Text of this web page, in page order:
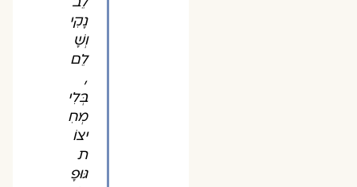
נָקִי
וְשָׁ
לֵם
בְּלִי
מְחִ
יצוֹ
ת
גּוּפָ